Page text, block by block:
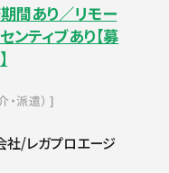
間あり／リモー
ンティブあり【募
派遣）
社/レガプロエージ